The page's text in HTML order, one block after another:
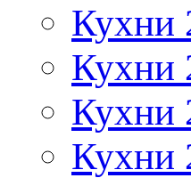
Кухни
Кухни
Кухни
Кухни